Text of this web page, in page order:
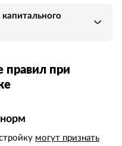
правил при
могут признать